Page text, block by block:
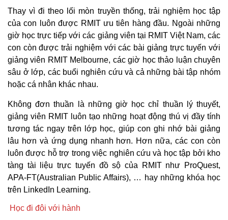
Thay vì đi theo lối mòn truyền thống, trải nghiệm học tập
của con luôn được RMIT ưu tiên hàng đầu. Ngoài những
giờ học trực tiếp với các giảng viên tại RMIT Việt Nam, các
con còn được trải nghiệm với các bài giảng trực tuyến với
giảng viên RMIT Melbourne, các giờ học thảo luận chuyên
sâu ở lớp, các buổi nghiên cứu và cả những bài tập nhóm
hoặc cá nhân khác nhau.
Không đơn thuần là những giờ học chỉ thuần lý thuyết,
giảng viên RMIT luôn tạo những hoạt động thú vị đầy tính
tương tác ngay trên lớp học, giúp con ghi nhớ bài giảng
lâu hơn và ứng dụng nhanh hơn. Hơn nữa, các con còn
luôn được hỗ trợ trong việc nghiên cứu và học tập bởi kho
tàng tài liệu trực tuyến đồ sộ của RMIT như ProQuest,
APA-FT(Australian Public Affairs), … hay những khóa học
trên LinkedIn Learning.
Học đi đôi với hành